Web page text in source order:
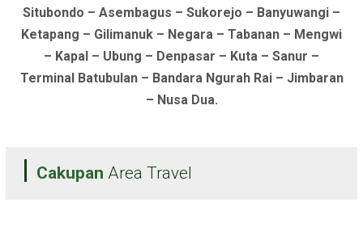
Situbondo – Asembagus – Sukorejo – Banyuwangi –
Ketapang – Gilimanuk – Negara – Tabanan – Mengwi
– Kapal – Ubung – Denpasar – Kuta – Sanur –
Terminal Batubulan – Bandara Ngurah Rai – Jimbaran
– Nusa Dua.
Cakupan Area Travel